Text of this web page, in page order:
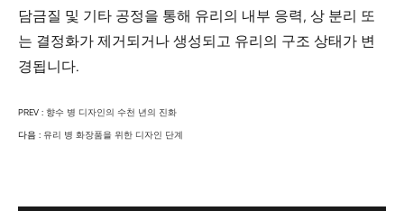
담금질 및 기타 공정을 통해 유리의 내부 응력, 상 분리 또
는 결정화가 제거되거나 생성되고 유리의 구조 상태가 변
경됩니다.
PREV : 향수 병 디자인의 수천 년의 진화
다음 : 유리 병 화장품을 위한 디자인 단계